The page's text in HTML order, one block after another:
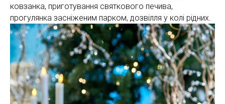
ковзанка, приготування святкового печива,
прогулянка засніженим парком, дозвілля у колі рідних.